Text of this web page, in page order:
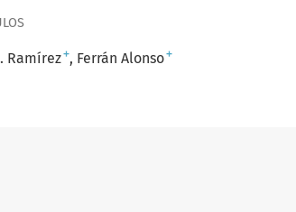
Ramírez+ Ferrán Alonso+